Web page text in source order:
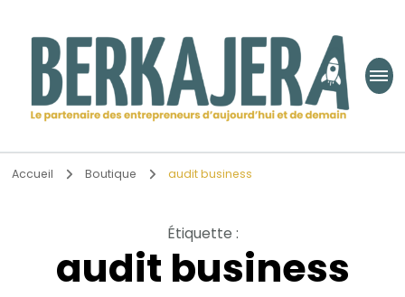
Berkajera
Accueil Boutique audit business
Étiquette :
audit business